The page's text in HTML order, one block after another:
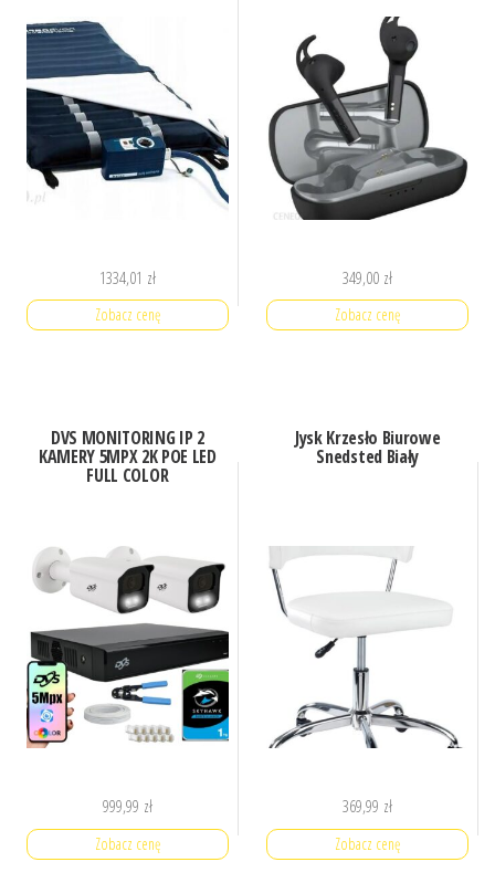
1334,01 zł
Zobacz cenę
349,00 zł
Zobacz cenę
DVS MONITORING IP 2
KAMERY 5MPX 2K POE LED
FULL COLOR
999,99 zł
Zobacz cenę
Jysk Krzesło Biurowe
Snedsted Biały
369,99 zł
Zobacz cenę